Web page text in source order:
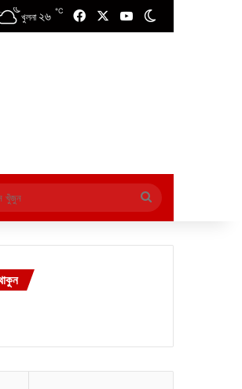
খুলনা ২৬ ℃ FacebookYouTube
এখানে
খুঁজুন